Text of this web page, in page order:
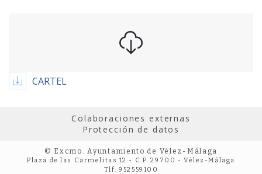
CARTEL
Colaboraciones externas
Protección de datos
© Excmo. Ayuntamiento de Vélez-Málaga
Plaza de las Carmelitas 12 - C.P. 29700 - Vélez-Málaga
Tlf: 952559100